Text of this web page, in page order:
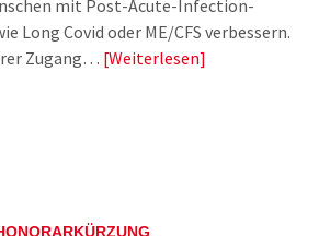
mit Post-Acute-Infection-
Long Covid oder ME/CFS verbessern.
Zugang… Weiterlesen